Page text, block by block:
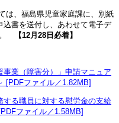
、福島県児童家庭課に、別紙
書を送付し、あわせて電子デ
。
【12月28日必着】
事業（障害分）」申請マニュア
[PDFファイル／1.82MB]
する職員に対する慰労金の支給
ファイル／1.58MB]